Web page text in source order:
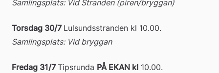
Samlingsplats: Vid Stranden (piren/bryggan)
Torsdag 30/7
Samlingsplats: Vid bryggan
Fredag 31/7 Tipsrunda PÅ EKAN kl